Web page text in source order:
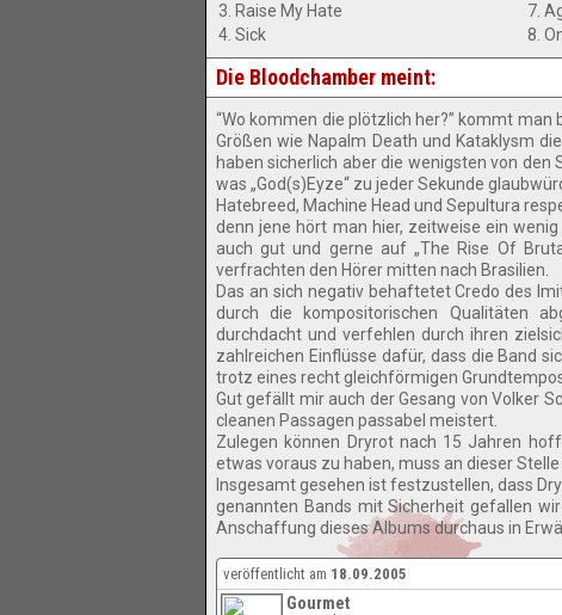
3. Raise My Hate
4. Sick
7.
8.
Die Bloodchamber meint:
“Wo kommen die plötzlich her?” kommt man
Größen wie Napalm Death und Kataklysm
haben sicherlich aber die wenigsten von den
was „God(s)Eyze“ zu jeder Sekunde
Hatebreed, Machine Head und Sepultura
denn jene hört man hier, zeitweise ein
auch gut und gerne auf „The Rise Of
verfrachten den Hörer mitten nach Brasilien.
Das an sich negativ behaftetet Credo des
durch die kompositorischen Qualitäten
durchdacht und verfehlen durch ihren
zahlreichen Einflüsse dafür, dass die Band
trotz eines recht gleichförmigen
Gut gefällt mir auch der Gesang von Volker
cleanen Passagen passabel meistert.
Zulegen können Dryrot nach 15 Jahren
etwas voraus zu haben, muss an dieser
Insgesamt gesehen ist festzustellen, dass
genannten Bands mit Sicherheit gefallen
Anschaffung dieses Albums durchaus in
veröffentlicht am 18.09.2005
Gourmet